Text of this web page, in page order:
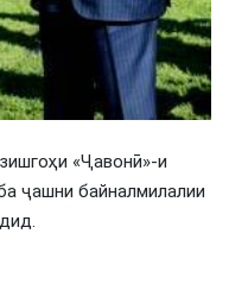
«Ҷавонӣ»-и
ҷашни байналмилалии